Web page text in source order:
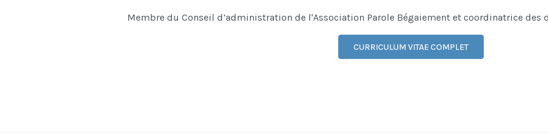
Membre du Conseil d’administration de l'Association Parole Bégaiement et coordinatrice des
CURRICULUM VITAE COMPLET